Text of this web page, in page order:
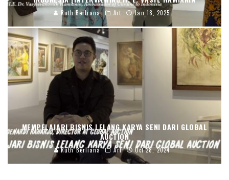
Ruth Berliana Art Jan 18, 2025
MEMPELAJARI BISNIS LELANG KARYA SENI DARI GLOBAL
AUCTION
Ruth Berliana Art Oct 28, 2024